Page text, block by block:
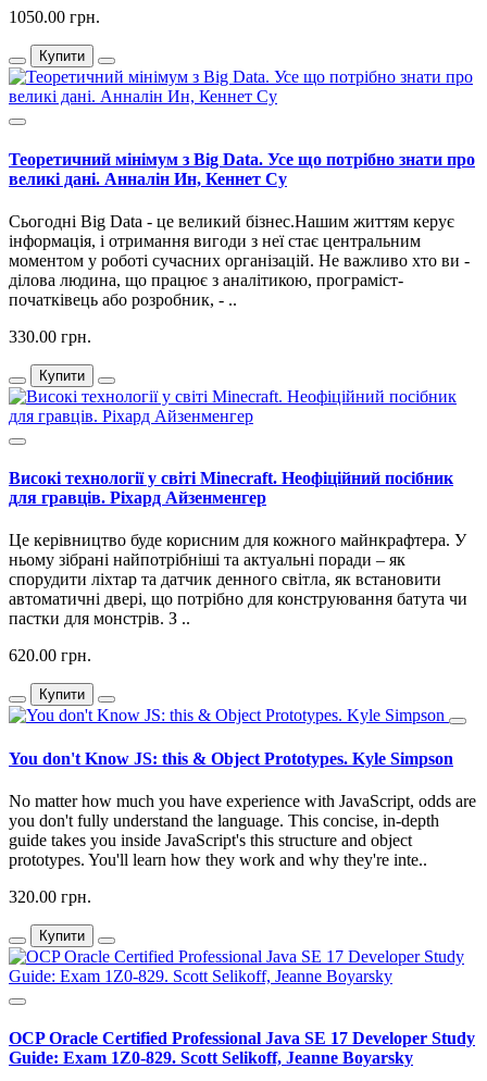
1050.00 грн.
Купити
Теоретичний мінімум з Big Data. Усе що потрібно знати про
великі дані. Анналін Ин, Кеннет Су
Сьогодні Big Data - це великий бізнес.Нашим життям керує
інформація, і отримання вигоди з неї стає центральним
моментом у роботі сучасних організацій. Не важливо хто ви -
ділова людина, що працює з аналітикою, програміст-
початківець або розробник, - ..
330.00 грн.
Купити
Високі технології у світі Minecraft. Неофіційний посібник
для гравців. Ріхард Айзенменгер
Це керівництво буде корисним для кожного майнкрафтера. У
ньому зібрані найпотрібніші та актуальні поради – як
спорудити ліхтар та датчик денного світла, як встановити
автоматичні двері, що потрібно для конструювання батута чи
пастки для монстрів. З ..
620.00 грн.
Купити
You don't Know JS: this & Object Prototypes. Kyle Simpson
No matter how much you have experience with JavaScript, odds are
you don't fully understand the language. This concise, in-depth
guide takes you inside JavaScript's this structure and object
prototypes. You'll learn how they work and why they're inte..
320.00 грн.
Купити
OCP Oracle Certified Professional Java SE 17 Developer Study
Guide: Exam 1Z0-829. Scott Selikoff, Jeanne Boyarsky